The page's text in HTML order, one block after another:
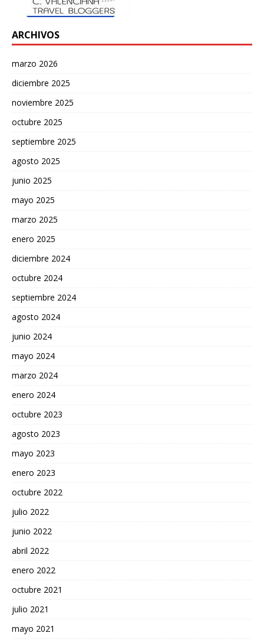
ARCHIVOS
marzo 2026
diciembre 2025
noviembre 2025
octubre 2025
septiembre 2025
agosto 2025
junio 2025
mayo 2025
marzo 2025
enero 2025
diciembre 2024
octubre 2024
septiembre 2024
agosto 2024
junio 2024
mayo 2024
marzo 2024
enero 2024
octubre 2023
agosto 2023
mayo 2023
enero 2023
octubre 2022
julio 2022
junio 2022
abril 2022
enero 2022
octubre 2021
julio 2021
mayo 2021